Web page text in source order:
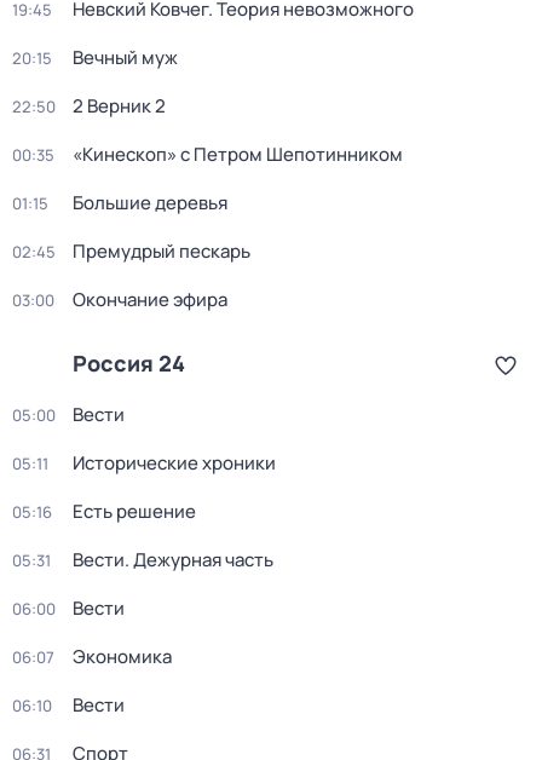
19:45 Невский Ковчег. Теория невозможного
20:15 Вечный муж
22:50 2 Верник 2
00:35 «Кинескоп» с Петром Шепотинником
01:15 Большие деревья
02:45 Премудрый пескарь
03:00 Окончание эфира
Россия 24
05:00 Вести
05:11 Исторические хроники
05:16 Есть решение
05:31 Вести. Дежурная часть
06:00 Вести
06:07 Экономика
06:10 Вести
06:31 Спорт